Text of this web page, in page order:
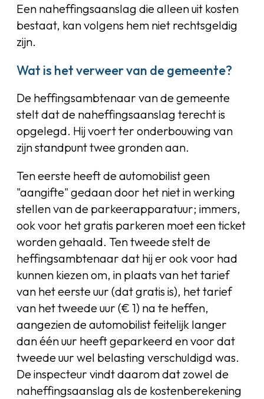
Een naheffingsaanslag die alleen uit kosten
bestaat, kan volgens hem niet rechtsgeldig
zijn.
Wat is het verweer van de gemeente?
De heffingsambtenaar van de gemeente
stelt dat de naheffingsaanslag terecht is
opgelegd. Hij voert ter onderbouwing van
zijn standpunt twee gronden aan.
Ten eerste heeft de automobilist geen
"aangifte" gedaan door het niet in werking
stellen van de parkeerapparatuur; immers,
ook voor het gratis parkeren moet een ticket
worden gehaald. Ten tweede stelt de
heffingsambtenaar dat hij er ook voor had
kunnen kiezen om, in plaats van het tarief
van het eerste uur (dat gratis is), het tarief
van het tweede uur (€ 1) na te heffen,
aangezien de automobilist feitelijk langer
dan één uur heeft geparkeerd en voor dat
tweede uur wel belasting verschuldigd was.
De inspecteur vindt daarom dat zowel de
naheffingsaanslag als de kostenberekening